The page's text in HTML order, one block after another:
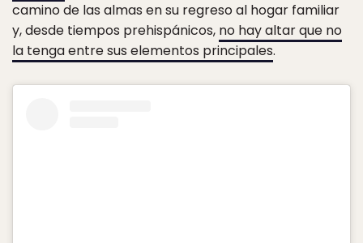
camino de las almas en su regreso al hogar familiar
y, desde tiempos prehispánicos, no hay altar que no
la tenga entre sus elementos principales.